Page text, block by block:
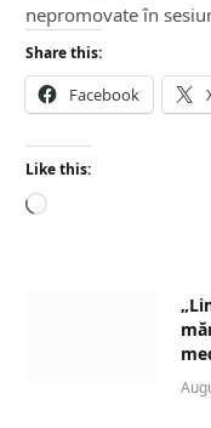
nepromovate în
Share this:
Facebook
Like this:
L